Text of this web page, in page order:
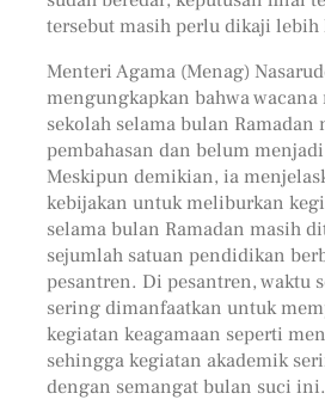
tersebut masih perlu dikaji lebih
Menteri Agama (Menag)
mengungkapkan bahwa
sekolah selama bulan Ramadan
pembahasan dan belum
Meskipun demikian, ia
kebijakan untuk meliburkan
selama bulan Ramadan masih
sejumlah satuan pendidikan
pesantren. Di pesantren, waktu
sering dimanfaatkan untuk
kegiatan keagamaan seperti
sehingga kegiatan akademik
dengan semangat bulan suci ini.